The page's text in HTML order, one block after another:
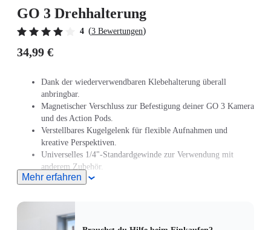
GO 3 Drehhalterung
4 (3 Bewertungen)
34,99 €
Dank der wiederverwendbaren Klebehalterung überall
anbringbar.
Magnetischer Verschluss zur Befestigung deiner GO 3 Kamera
und des Action Pods.
Verstellbares Kugelgelenk für flexible Aufnahmen und
kreative Perspektiven.
Universelles 1/4"-Standardgewinde zur Verwendung mit
anderem Zubehör.
Die Drehhaltung kann nur auf flache, trockene und saubere
Mehr erfahren